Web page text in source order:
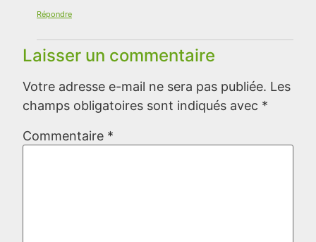
Répondre
Laisser un commentaire
Votre adresse e-mail ne sera pas publiée. Les
champs obligatoires sont indiqués avec *
Commentaire *